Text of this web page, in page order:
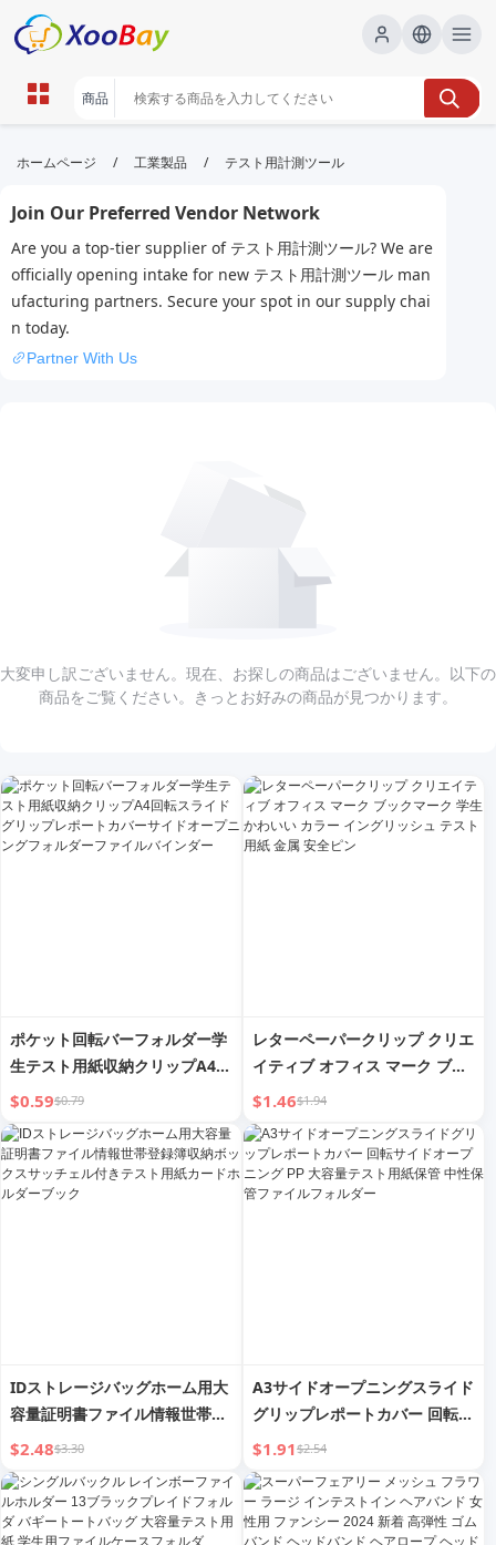
テスト用計測ツール | XOOBAY
計測ツール,テスト,ウェブ解析,デバッグ, wholesale テ
スト用計測ツール, XOOBAY
テスト用計測ツールのSEO最適化ポイントを解説。Google検索時の可
視性を高め、関連ワードからの流入を促進します。
ホームページ / 工業製品 / テスト用計測ツール
Join Our Preferred Vendor Network
Are you a top-tier supplier of テスト用計測ツール? We are
officially opening intake for new テスト用計測ツール man
ufacturing partners. Secure your spot in our supply chai
n today.
Partner With Us
大変申し訳ございません。現在、お探しの商品はございません。以下の
商品をご覧ください。きっとお好みの商品が見つかります。
ポケット回転バーフォルダー学
生テスト用紙収納クリップA4回
転スライドグリップレポートカ
バーサイドオープニングフォル
ダーファイルバインダー
$0.59$0.79
レターペーパークリップ クリエ
イティブ オフィス マーク ブッ
クマーク 学生 かわいい カラー
イングリッシュ テスト用紙 金
属 安全ピン
$1.46$1.94
IDストレージバッグホーム用大
容量証明書ファイル情報世帯登
録簿収納ボックスサッチェル付
きテスト用紙カードホルダーブ
ック
$2.48$3.30
A3サイドオープニングスライド
グリップレポートカバー 回転サ
イドオープニング PP 大容量テ
スト用紙保管 中性保管ファイル
フォルダー
$1.91$2.54